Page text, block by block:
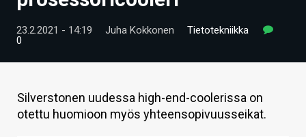
VIDEOT
HINTA.FI
23.2.2021 - 14:19 Juha Kokkonen
Tietotekniikka
0
Silverstonen uudessa high-end-coolerissa on
otettu huomioon myös yhteensopivuusseikat.